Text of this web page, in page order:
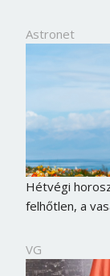
Astronet
Hétvégi
felhőtlen, a
VG